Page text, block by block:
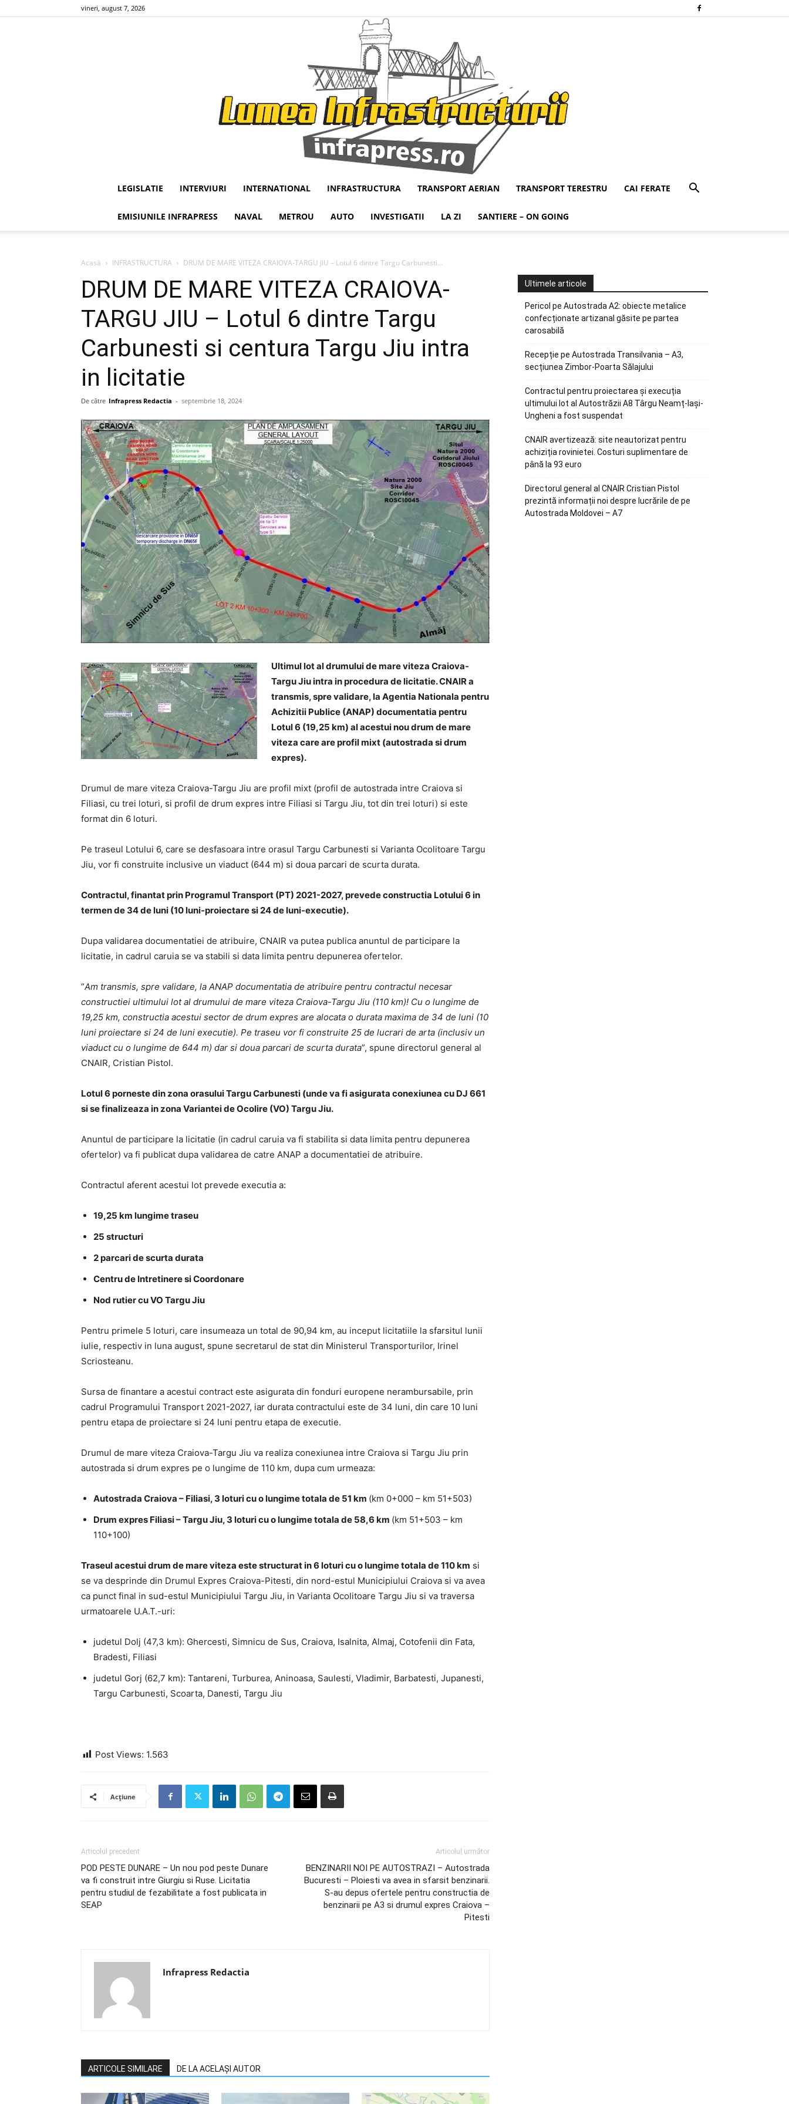
vineri, august 7, 2026
Infrapress
LEGISLATIE INTERVIURI INTERNATIONAL INFRASTRUCTURA TRANSPORT AERIAN TRANSPORT TERESTRU CAI FERATE
EMISIUNILE INFRAPRESS NAVAL METROU AUTO INVESTIGATII LA ZI SANTIERE – ON GOING
Acasă INFRASTRUCTURA DRUM DE MARE VITEZA CRAIOVA-TARGU JIU – Lotul 6 dintre Targu Carbunesti...
DRUM DE MARE VITEZA CRAIOVA-
TARGU JIU – Lotul 6 dintre Targu
Carbunesti si centura Targu Jiu intra
in licitatie
De către Infrapress Redactia - septembrie 18, 2024
Ultimul lot al drumului de mare viteza Craiova-
Targu Jiu intra in procedura de licitatie. CNAIR a
transmis, spre validare, la Agentia Nationala pentru
Achizitii Publice (ANAP) documentatia pentru
Lotul 6 (19,25 km) al acestui nou drum de mare
viteza care are profil mixt (autostrada si drum
expres).
Drumul de mare viteza Craiova-Targu Jiu are profil mixt (profil de autostrada intre Craiova si
Filiasi, cu trei loturi, si profil de drum expres intre Filiasi si Targu Jiu, tot din trei loturi) si este
format din 6 loturi.
Pe traseul Lotului 6, care se desfasoara intre orasul Targu Carbunesti si Varianta Ocolitoare Targu
Jiu, vor fi construite inclusive un viaduct (644 m) si doua parcari de scurta durata.
Contractul, finantat prin Programul Transport (PT) 2021-2027, prevede constructia Lotului 6 in
termen de 34 de luni (10 luni-proiectare si 24 de luni-executie).
Dupa validarea documentatiei de atribuire, CNAIR va putea publica anuntul de participare la
licitatie, in cadrul caruia se va stabili si data limita pentru depunerea ofertelor.
”Am transmis, spre validare, la ANAP documentatia de atribuire pentru contractul necesar
constructiei ultimului lot al drumului de mare viteza Craiova-Targu Jiu (110 km)! Cu o lungime de
19,25 km, constructia acestui sector de drum expres are alocata o durata maxima de 34 de luni (10
luni proiectare si 24 de luni executie). Pe traseu vor fi construite 25 de lucrari de arta (inclusiv un
viaduct cu o lungime de 644 m) dar si doua parcari de scurta durata”, spune directorul general al
CNAIR, Cristian Pistol.
Lotul 6 porneste din zona orasului Targu Carbunesti (unde va fi asigurata conexiunea cu DJ 661
si se finalizeaza in zona Variantei de Ocolire (VO) Targu Jiu.
Anuntul de participare la licitatie (in cadrul caruia va fi stabilita si data limita pentru depunerea
ofertelor) va fi publicat dupa validarea de catre ANAP a documentatiei de atribuire.
Contractul aferent acestui lot prevede executia a:
19,25 km lungime traseu
25 structuri
2 parcari de scurta durata
Centru de Intretinere si Coordonare
Nod rutier cu VO Targu Jiu
Pentru primele 5 loturi, care insumeaza un total de 90,94 km, au inceput licitatiile la sfarsitul lunii
iulie, respectiv in luna august, spune secretarul de stat din Ministerul Transporturilor, Irinel
Scriosteanu.
Sursa de finantare a acestui contract este asigurata din fonduri europene nerambursabile, prin
cadrul Programului Transport 2021-2027, iar durata contractului este de 34 luni, din care 10 luni
pentru etapa de proiectare si 24 luni pentru etapa de executie.
Drumul de mare viteza Craiova-Targu Jiu va realiza conexiunea intre Craiova si Targu Jiu prin
autostrada si drum expres pe o lungime de 110 km, dupa cum urmeaza:
Autostrada Craiova – Filiasi, 3 loturi cu o lungime totala de 51 km (km 0+000 – km 51+503)
Drum expres Filiasi – Targu Jiu, 3 loturi cu o lungime totala de 58,6 km (km 51+503 – km
110+100)
Traseul acestui drum de mare viteza este structurat in 6 loturi cu o lungime totala de 110 km si
se va desprinde din Drumul Expres Craiova-Pitesti, din nord-estul Municipiului Craiova si va avea
ca punct final in sud-estul Municipiului Targu Jiu, in Varianta Ocolitoare Targu Jiu si va traversa
urmatoarele U.A.T.-uri:
judetul Dolj (47,3 km): Ghercesti, Simnicu de Sus, Craiova, Isalnita, Almaj, Cotofenii din Fata,
Bradesti, Filiasi
judetul Gorj (62,7 km): Tantareni, Turburea, Aninoasa, Saulesti, Vladimir, Barbatesti, Jupanesti,
Targu Carbunesti, Scoarta, Danesti, Targu Jiu
Post Views: 1.563
Acțiune
Articolul precedent
POD PESTE DUNARE – Un nou pod peste Dunare
va fi construit intre Giurgiu si Ruse. Licitatia
pentru studiul de fezabilitate a fost publicata in
SEAP
Articolul următor
BENZINARII NOI PE AUTOSTRAZI – Autostrada
Bucuresti – Ploiesti va avea in sfarsit benzinarii.
S-au depus ofertele pentru constructia de
benzinarii pe A3 si drumul expres Craiova –
Pitesti
Infrapress Redactia
ARTICOLE SIMILARE DE LA ACELAȘI AUTOR
Ultimele articole
Pericol pe Autostrada A2: obiecte metalice
confecționate artizanal găsite pe partea
carosabilă
Recepție pe Autostrada Transilvania – A3,
secțiunea Zimbor-Poarta Sălajului
Contractul pentru proiectarea și execuția
ultimului lot al Autostrăzii A8 Târgu Neamț-Iași-
Ungheni a fost suspendat
CNAIR avertizează: site neautorizat pentru
achiziția rovinietei. Costuri suplimentare de
până la 93 euro
Directorul general al CNAIR Cristian Pistol
prezintă informații noi despre lucrările de pe
Autostrada Moldovei – A7